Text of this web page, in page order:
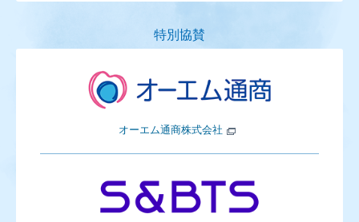
特別協賛
オーエム通商株式会社